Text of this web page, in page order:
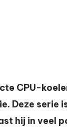
CPU-
Deze
hij in veel